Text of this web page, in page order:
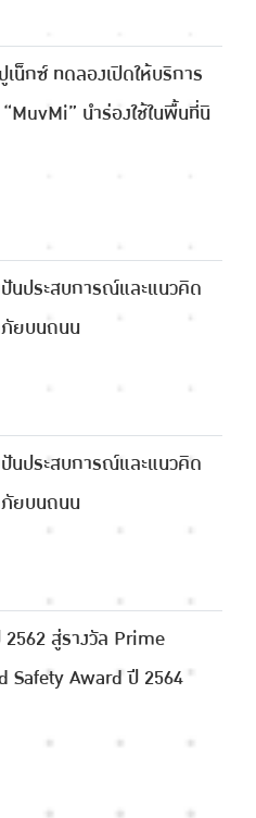
น็กซ์ ทดลองเปิดให้บริการ
นำร่องใช้ในพื้นที่นิ
นประสบการณ์และแนวคิด
ยบนถนน
นประสบการณ์และแนวคิด
ยบนถนน
สู่รางวัล Prime
Safety Award ปี 2564